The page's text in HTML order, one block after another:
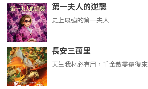
第一夫人的逆襲
史上最強的第一夫人
長安三萬里
天生我材必有用，千金散盡還復來